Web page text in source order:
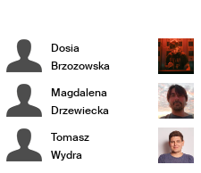
Dosia
Brzozowska
Magdalena
Drzewiecka
Tomasz
Wydra